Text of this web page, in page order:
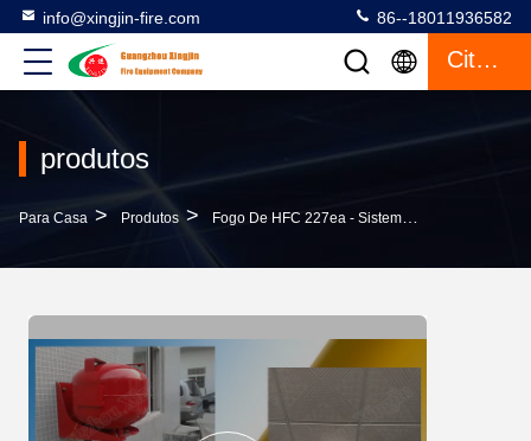
info@xingjin-fire.com 86--18011936582
Citações
produtos
Para Casa > Produtos > Fogo De HFC 227ea - Sistema Extinguindo